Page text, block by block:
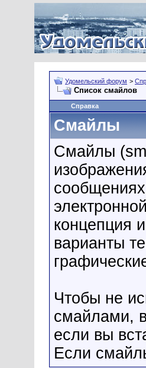
Удомельский форум >
Список смайлов
Справка
Смайлы
Смайлы
концепция
варианты
Чтобы не
смайлами,
если вы
Если